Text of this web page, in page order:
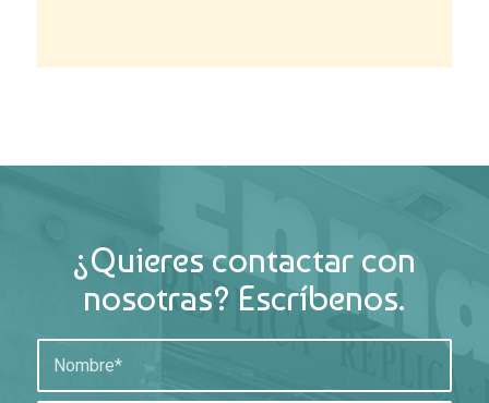
¿Quieres contactar con
nosotras? Escríbenos.